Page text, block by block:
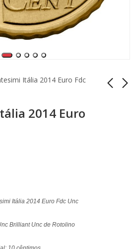
Itália 2014 Euro Fdc
2014 Euro
2 Euro 2016 Itália
2 Euro 2015 Itália
Itália 2014 Euro Fdc Unc
Brilliant Unc de Rotolino